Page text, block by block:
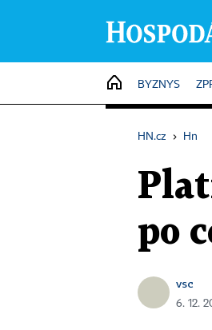
HOME
BYZNYS
HN.cz › Hn
po
vsc
6. 12.